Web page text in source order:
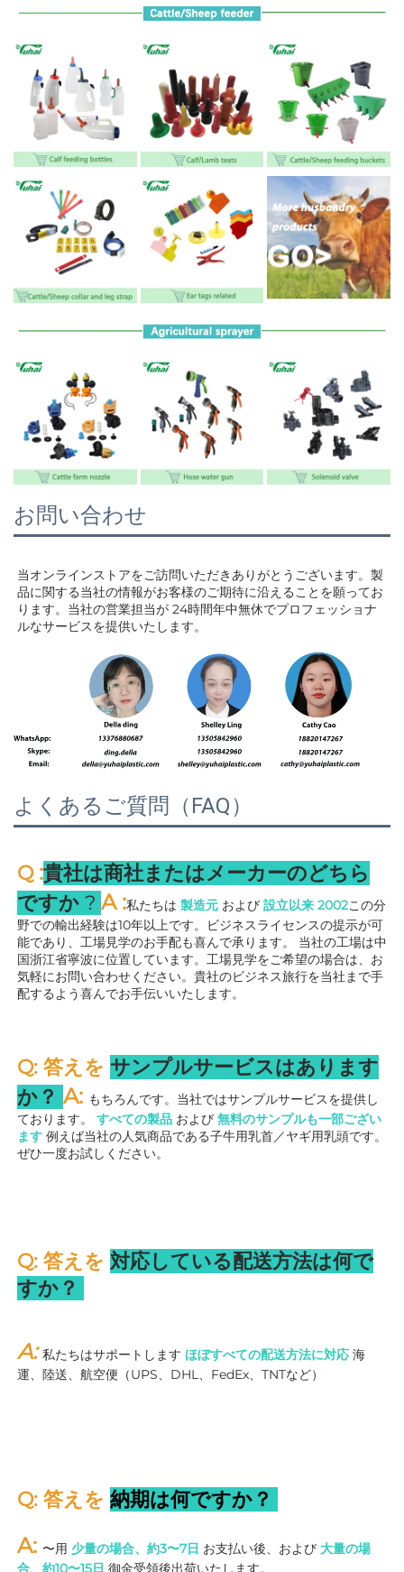
お問い合わせ
当オンラインストアをご訪問いただきありがとうございます。製
品に関する当社の情報がお客様のご期待に沿えることを願ってお
ります。当社の営業担当が 24時間年中無休でプロフェッショナ
ルなサービスを提供いたします。
よくあるご質問（FAQ）
Q :貴社は商社またはメーカーのどちら
ですか ? A :私たちは 製造元 および 設立以来 2002この分
野での輸出経験は10年以上です。ビジネスライセンスの提示が可
能であり、工場見学のお手配も喜んで承ります。 当社の工場は中
国浙江省寧波に位置しています。工場見学をご希望の場合は、お
気軽にお問い合わせください。貴社のビジネス旅行を当社まで手
配するよう喜んでお手伝いいたします。
Q: 答えを サンプルサービスはあります
か？ A: もちろんです。当社ではサンプルサービスを提供し
ております。 すべての製品 および 無料のサンプルも一部ござい
ます 例えば当社の人気商品である子牛用乳首／ヤギ用乳頭です。
ぜひ一度お試しください。
Q: 答えを 対応している配送方法は何で
すか？
A: 私たちはサポートします ほぼすべての配送方法に対応 海
運、陸送、航空便（UPS、DHL、FedEx、TNTなど）
Q: 答えを 納期は何ですか？
A: 〜用 少量の場合、約3〜7日 お支払い後、および 大量の場
合、約10〜15日 御金受領後出荷いたします。